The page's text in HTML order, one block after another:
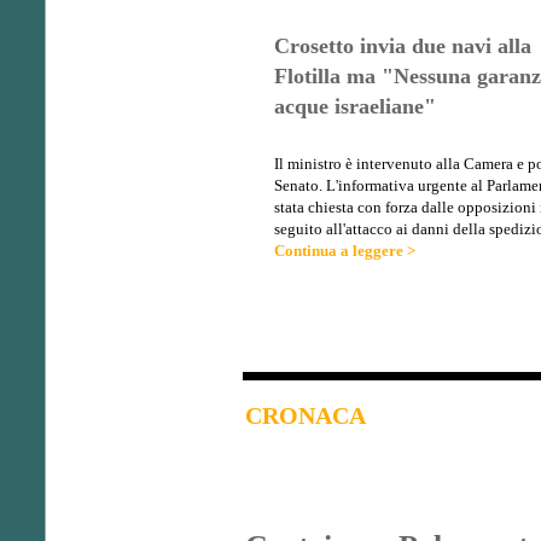
Crosetto invia due navi alla
Flotilla ma "Nessuna
acque israeliane"
Il ministro è intervenuto alla Camera e
Senato. L'informativa urgente al
stata chiesta con forza dalle opposizioni
seguito all'attacco ai danni della
Continua a leggere >
CRONACA